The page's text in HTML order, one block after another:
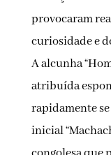
provocaram
curiosidade e
A alcunha
atribuída
rapidamente
inicial